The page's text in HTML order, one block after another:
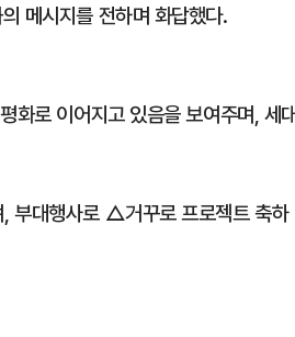
메시지를 전하며 화답했다.
화로 이어지고 있음을 보여주며, 세
부대행사로 △거꾸로 프로젝트 축하